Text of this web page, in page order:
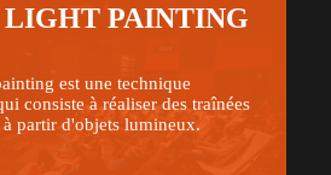
PAINTING
est une technique
consiste à réaliser des traînées
partir d'objets lumineux.